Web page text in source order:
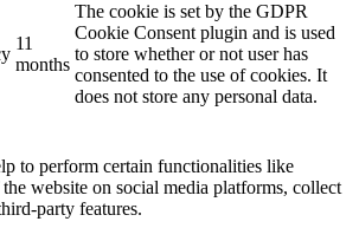
11
months
The cookie is set by the GDPR
Cookie Consent plugin and is used
to store whether or not user has
consented to the use of cookies. It
does not store any personal data.
to perform certain functionalities like
website on social media platforms, collect
party features.